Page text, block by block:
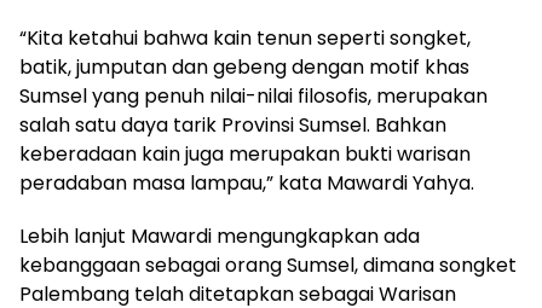
“Kita ketahui bahwa kain tenun seperti songket,
batik, jumputan dan gebeng dengan motif khas
Sumsel yang penuh nilai-nilai filosofis, merupakan
salah satu daya tarik Provinsi Sumsel. Bahkan
keberadaan kain juga merupakan bukti warisan
peradaban masa lampau,” kata Mawardi Yahya.
Lebih lanjut Mawardi mengungkapkan ada
kebanggaan sebagai orang Sumsel, dimana songket
Palembang telah ditetapkan sebagai Warisan